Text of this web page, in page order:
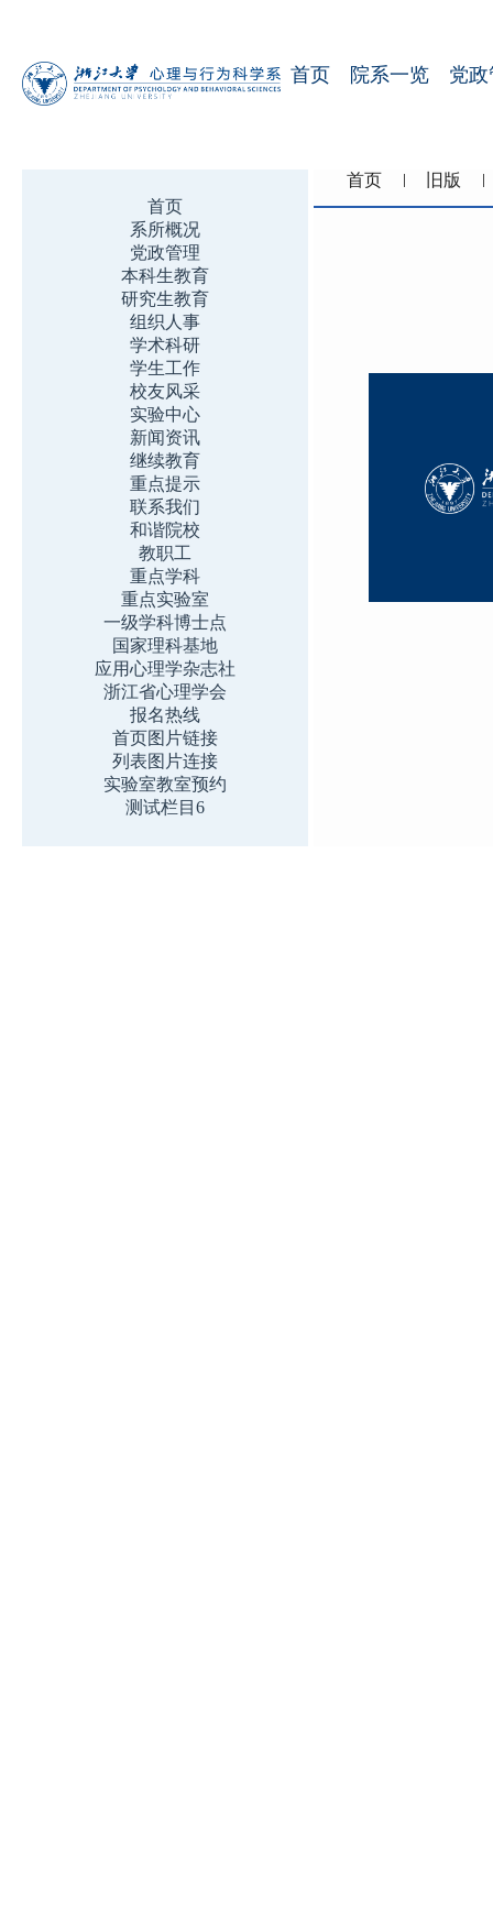
首页 院系一览 党
首页
系所概况
党政管理
本科生教育
研究生教育
组织人事
学术科研
学生工作
校友风采
实验中心
新闻资讯
继续教育
重点提示
联系我们
和谐院校
教职工
重点学科
重点实验室
一级学科博士点
国家理科基地
应用心理学杂志社
浙江省心理学会
报名热线
首页图片链接
列表图片连接
实验室教室预约
测试栏目6
首页 旧版